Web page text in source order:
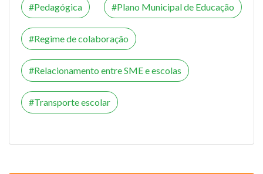
Pedagógica Plano Municipal de Educação
Regime de colaboração
Relacionamento entre SME e escolas
Transporte escolar